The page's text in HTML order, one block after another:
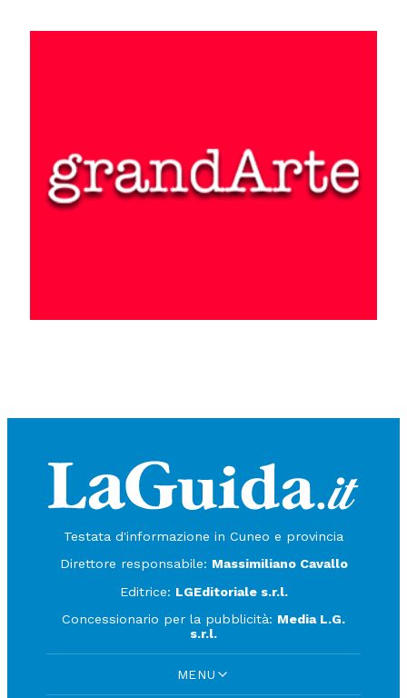
Testata d'informazione in Cuneo e provincia
Direttore responsabile: Massimiliano Cavallo
Editrice: LGEditoriale s.r.l.
Concessionario per la pubblicità: Media L.G.
s.r.l.
MENU